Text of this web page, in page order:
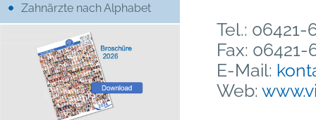
Zahnärzte nach Alphabet
Tel.: 06421-
Fax: 06421-
E-Mail:
Web: